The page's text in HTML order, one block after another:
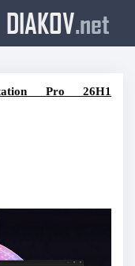
DIAKOV.net
Pro 26H1